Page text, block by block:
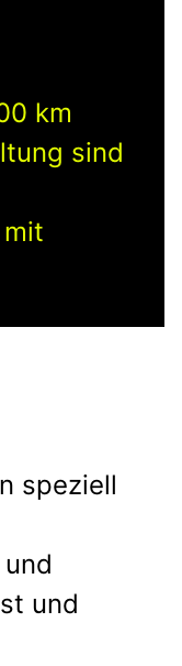
km
sind
speziell
und